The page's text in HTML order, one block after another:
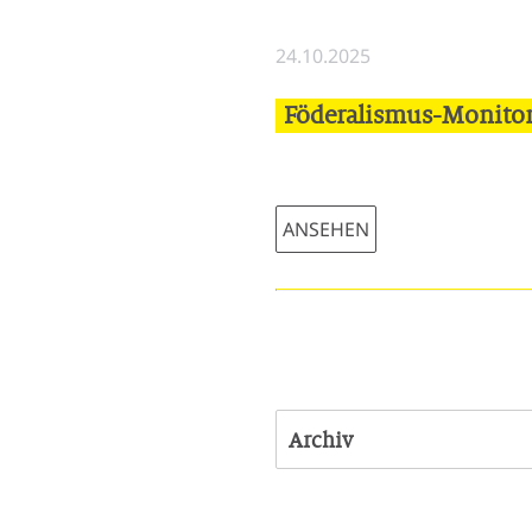
24.10.2025
Föderalismus-
ANSEHEN
Archiv